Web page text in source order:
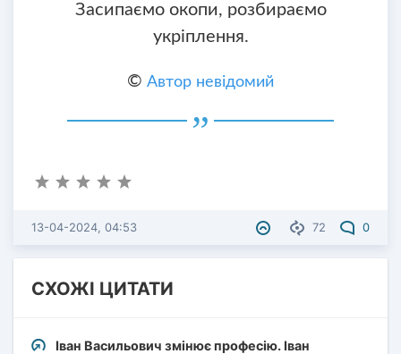
Засипаємо окопи, розбираємо
укріплення.
© Автор невідомий
72 0
13-04-2024, 04:53
СХОЖІ ЦИТАТИ
Іван Васильович змінює професію. Іван